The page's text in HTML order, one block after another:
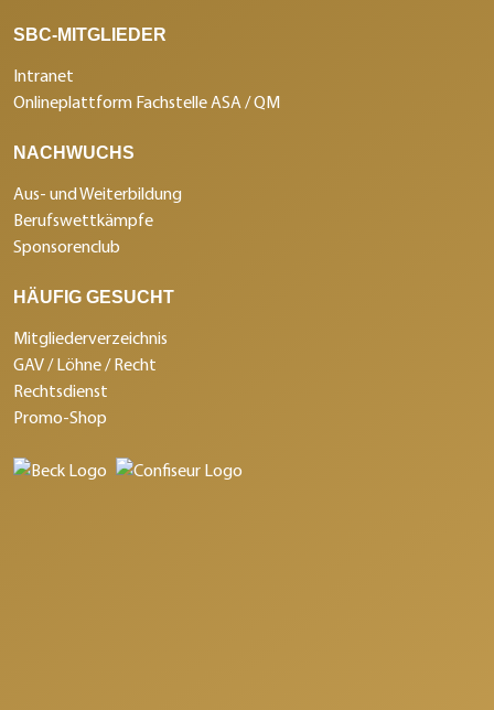
SBC-MITGLIEDER
Intranet
Onlineplattform Fachstelle ASA / QM
NACHWUCHS
Aus- und Weiterbildung
Berufswettkämpfe
Sponsorenclub
HÄUFIG GESUCHT
Mitgliederverzeichnis
GAV / Löhne / Recht
Rechtsdienst
Promo-Shop